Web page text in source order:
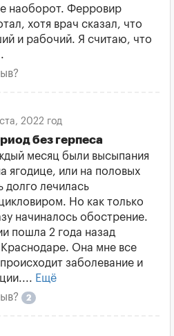
наоборот. Ферровир
хотя врач сказал, что
и рабочий. Я считаю, что
2022 год
без герпеса
месяц были высыпания
ягодице, или на половых
долго лечилась
Но как только
начиналось обострение.
пошла 2 года назад
Краснодаре. Она мне все
заболевание и
Ещё
2